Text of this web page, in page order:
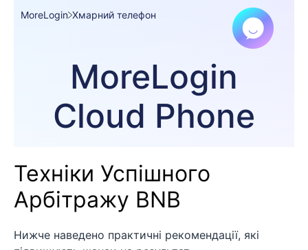
Техніки Успішного
Арбітражу BNB
Нижче наведено практичні рекомендації, які